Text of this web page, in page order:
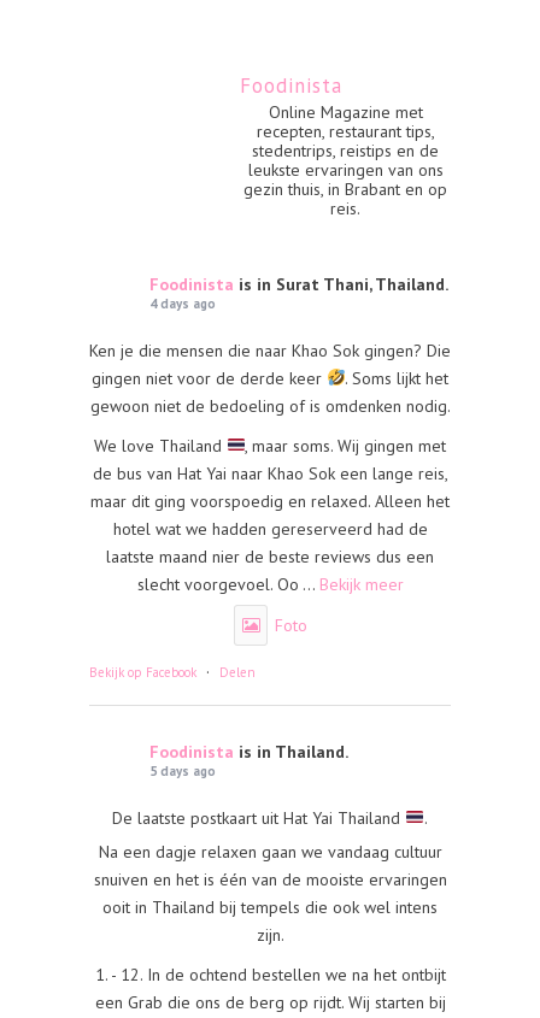
Foodinista
Online Magazine met
recepten, restaurant tips,
stedentrips, reistips en de
leukste ervaringen van ons
gezin thuis, in Brabant en op
reis.
Foodinista is in Surat Thani, Thailand.
4 days ago
Ken je die mensen die naar Khao Sok gingen? Die
gingen niet voor de derde keer
. Soms lijkt het
gewoon niet de bedoeling of is omdenken nodig.
We love Thailand
, maar soms. Wij gingen met
de bus van Hat Yai naar Khao Sok een lange reis,
maar dit ging voorspoedig en relaxed. Alleen het
hotel wat we hadden gereserveerd had de
laatste maand nier de beste reviews dus een
slecht voorgevoel. Oo ... Bekijk meer
Foto
Bekijk op Facebook · Delen
Foodinista is in Thailand.
5 days ago
De laatste postkaart uit Hat Yai Thailand
.
Na een dagje relaxen gaan we vandaag cultuur
snuiven en het is één van de mooiste ervaringen
ooit in Thailand bij tempels die ook wel intens
zijn.
1. - 12. In de ochtend bestellen we na het ontbijt
een Grab die ons de berg op rijdt. Wij starten bij